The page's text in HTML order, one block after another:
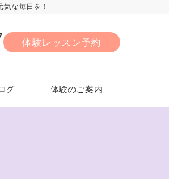
な毎日を！
体験レッスン予約
グ 体験のご案内